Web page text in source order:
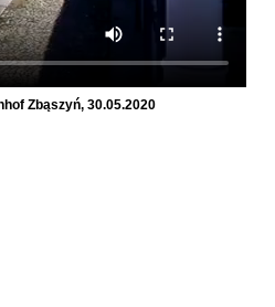
Zbąszyń, 30.05.2020